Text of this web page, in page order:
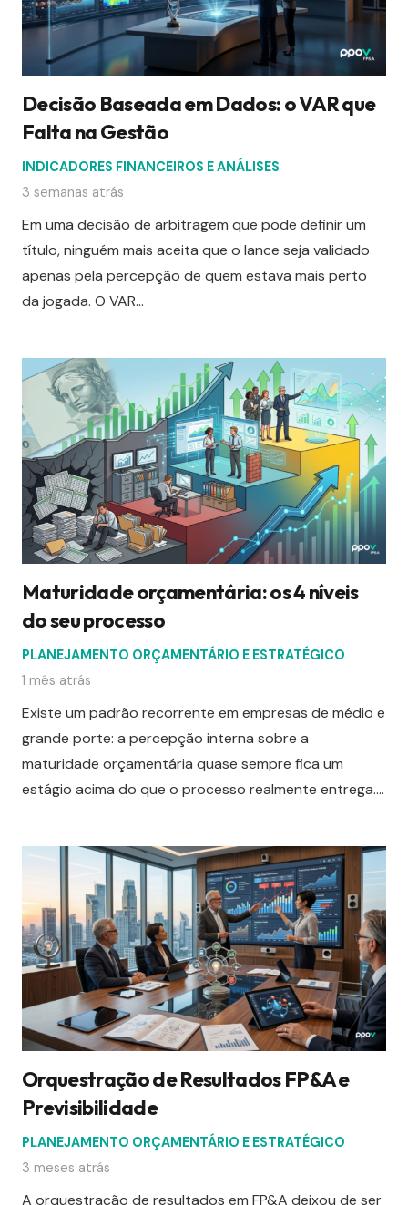
Decisão Baseada em Dados: o VAR que
Falta na Gestão
INDICADORES FINANCEIROS E ANÁLISES
3 semanas atrás
Em uma decisão de arbitragem que pode definir um
título, ninguém mais aceita que o lance seja validado
apenas pela percepção de quem estava mais perto
da jogada. O VAR…
Maturidade orçamentária: os 4 níveis
do seu processo
PLANEJAMENTO ORÇAMENTÁRIO E ESTRATÉGICO
1 mês atrás
Existe um padrão recorrente em empresas de médio e
grande porte: a percepção interna sobre a
maturidade orçamentária quase sempre fica um
estágio acima do que o processo realmente entrega.…
Orquestração de Resultados FP&A e
Previsibilidade
PLANEJAMENTO ORÇAMENTÁRIO E ESTRATÉGICO
3 meses atrás
A orquestração de resultados em FP&A deixou de ser